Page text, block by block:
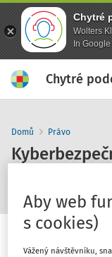
Chytré
Wolters
In
Chytré
Domů Právo
Aby web
s cookies)
Vážený návštěvníku,